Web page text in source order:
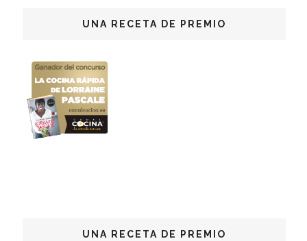
UNA RECETA DE PREMIO
UNA RECETA DE PREMIO